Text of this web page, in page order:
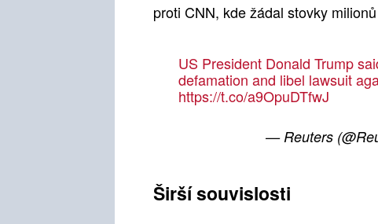
proti CNN, kde žádal stovky
US President Donald Trump
defamation and libel lawsuit
https://t.co/a9OpuDTfwJ
— Reuters
Širší souvislosti